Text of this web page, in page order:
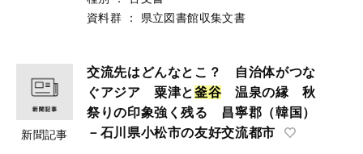
資料群
： 県立図書館収集文書
新聞記事
交流先はどんなとこ？ 自治体がつな
ぐアジア 粟津と釜谷 温泉の縁 秋
祭りの印象強く残る 昌寧郡（韓国）
－石川県小松市の友好交流都市